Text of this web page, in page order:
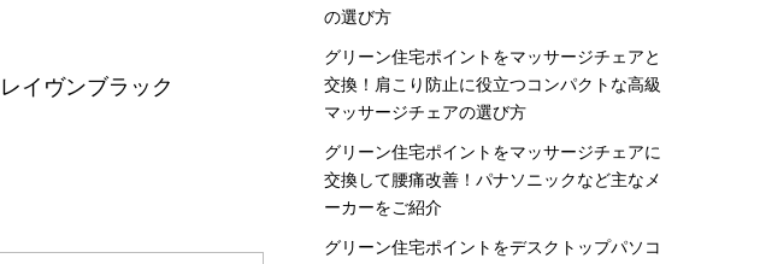
の選び方
グリーン住宅ポイントをマッサージチェアと
交換！肩こり防止に役立つコンパクトな高級
マッサージチェアの選び方
グリーン住宅ポイントをマッサージチェアに
交換して腰痛改善！パナソニックなど主なメ
ーカーをご紹介
グリーン住宅ポイントをデスクトップパソコ